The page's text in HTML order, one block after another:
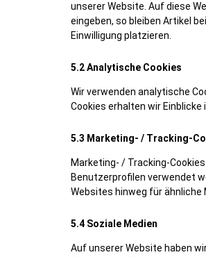
unserer Website. Auf diese
eingeben, so bleiben Artikel
Einwilligung platzieren.
5.2 Analytische Cookies
Wir verwenden analytische
Cookies erhalten wir
5.3 Marketing- / Tracking-
Marketing- / Tracking-
Benutzerprofilen verwendet
Websites hinweg für ähnliche
5.4 Soziale Medien
Auf unserer Website haben